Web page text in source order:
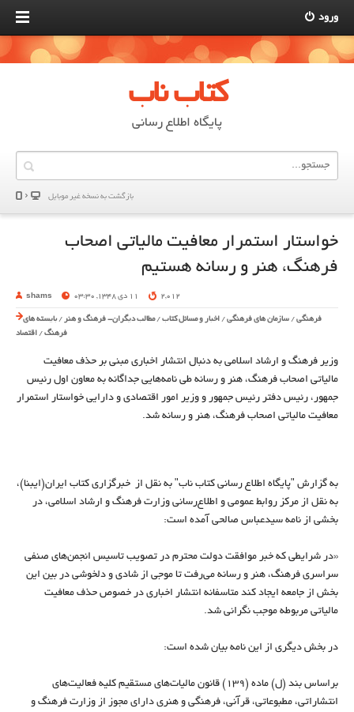
ورود
کتاب ناب
پایگاه اطلاع رسانی
بازگشت به نسخه غير موبایل
خواستار استمرار معافیت مالیاتی اصحاب
فرهنگ، هنر و رسانه هستیم
shams 11 دی 1348, 03:30 2,012
فرهنگی / سازمان های فرهنگی / اخبار و مسائل کتاب /مطالب دیگران- فرهنگ و هنر /بایسته های
فرهنگ / اقتصاد
وزیر فرهنگ و ارشاد اسلامی به دنبال انتشار اخباری مبنی بر حذف معافیت
مالیاتی اصحاب فرهنگ، هنر و رسانه طی نامه‌‌هایی جداگانه به معاون اول رئیس
جمهور، رئیس دفتر رئیس جمهور و وزیر امور اقتصادی و دارایی خواستار استمرار
معافیت مالیاتی اصحاب فرهنگ، هنر و رسانه شد.
به گزارش "پایگاه اطلاع رسانی کتاب ناب" به نقل از خبرگزاری کتاب ایران‌(ایبنا)،
به نقل از مرکز روابط عمومی و اطلاع‌رسانی وزارت فرهنگ و ارشاد اسلامی، در
بخشی از نامه سیدعباس صالحی آمده است:
«در شرایطی که خبر موافقت دولت محترم در تصویب تاسیس انجمن‌های صنفی
سراسری فرهنگ، هنر و رسانه می‌رفت تا موجی از شادی و دلخوشی در بین این
بخش از جامعه ایجاد کند متاسفانه انتشار اخباری در خصوص حذف معافیت
مالیاتی مربوطه موجب نگرانی شد.
در بخش دیگری از این نامه بیان شده است:
براساس بند (ل) ماده (۱۳۹) قانون مالیات‌های مستقیم کلیه فعالیت‌های
انتشاراتی، مطبوعاتی، قرآنی، فرهنگی و هنری دارای مجوز از وزارت فرهنگ و